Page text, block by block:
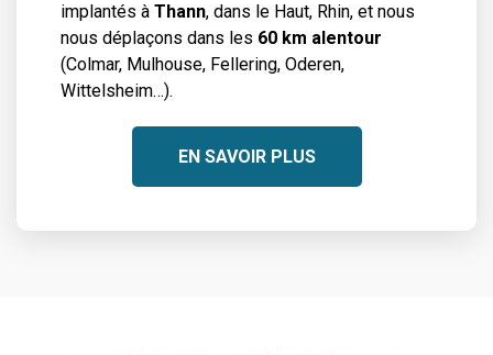
implantés à Thann, dans le Haut, Rhin, et nous
nous déplaçons dans les 60 km alentour
(Colmar, Mulhouse, Fellering, Oderen,
Wittelsheim…).
EN SAVOIR PLUS